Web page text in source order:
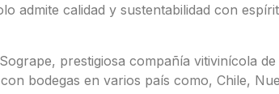
admite calidad y sustentabilidad con
prestigiosa compañía vitivinícola
bodegas en varios país como, Chile,